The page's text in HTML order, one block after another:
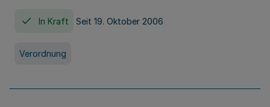
In Kraft Seit 19. Oktober 2006
Verordnung